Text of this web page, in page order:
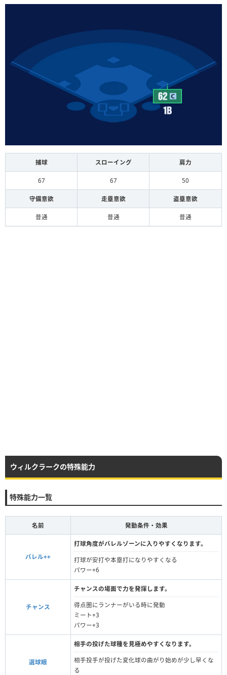
捕球 スローイング 肩力
67 67 50
守備意欲 走塁意欲 盗塁意欲
普通 普通 普通
ウィルクラークの特殊能力
特殊能力一覧
名前 発動条件・効果
バレル++
打球角度がバレルゾーンに入りやすくなります。
打球が安打や本塁打になりやすくなる
パワー+6
チャンス
チャンスの場面で力を発揮します。
得点圏にランナーがいる時に発動
ミート+3
パワー+3
選球眼
相手の投げた球種を見極めやすくなります。
相手投手が投げた変化球の曲がり始めが少し早くな
る